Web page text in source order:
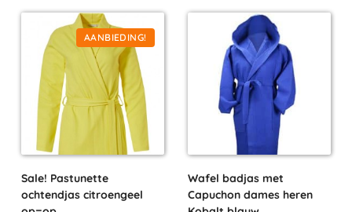
AANBIEDING!
Sale! Pastunette
ochtendjas citroengeel
Wafel badjas met
Capuchon dames heren